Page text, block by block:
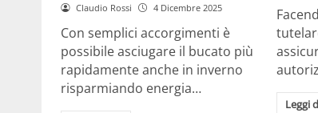
Claudio Rossi 4 Dicembre 2025
Con semplici accorgimenti è
possibile asciugare il bucato più
rapidamente anche in inverno
risparmiando energia…
Leggi